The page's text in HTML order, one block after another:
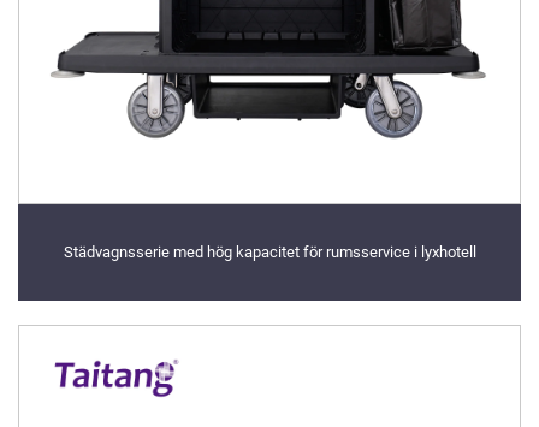
Städvagnsserie med hög kapacitet för rumsservice i lyxhotell